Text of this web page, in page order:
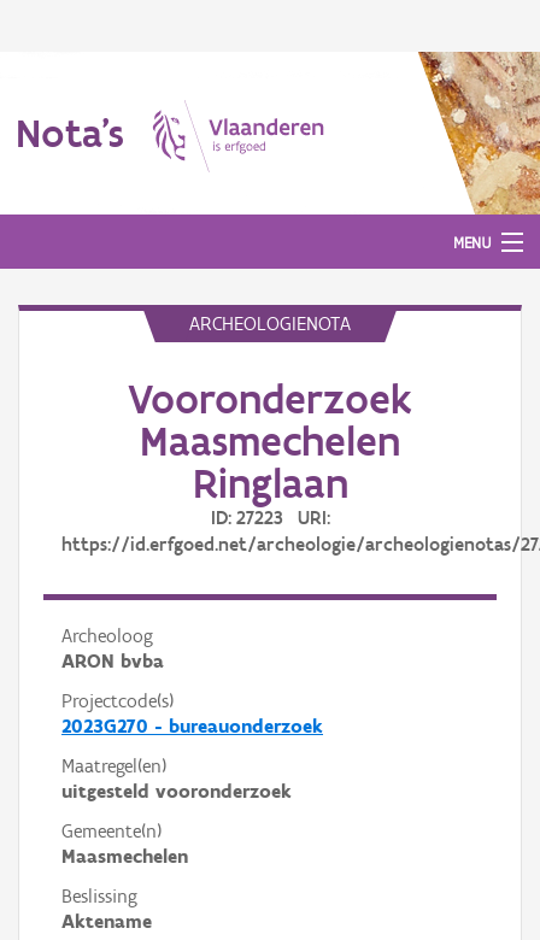
Nota's
MENU
ARCHEOLOGIENOTA
Vooronderzoek
Maasmechelen
Ringlaan
ID: 27223 URI:
https://id.erfgoed.net/archeologie/archeologienotas/
Archeoloog
ARON bvba
Projectcode(s)
2023G270 - bureauonderzoek
Maatregel(en)
uitgesteld vooronderzoek
Gemeente(n)
Maasmechelen
Beslissing
Aktename